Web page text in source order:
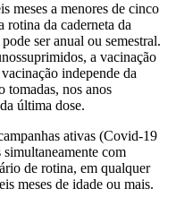
meses a menores de cinco
rotina da caderneta da
ser anual ou semestral.
a vacinação
independe da
tomadas, nos anos
última dose.
ativas (Covid-19
com
de rotina, em qualquer
meses de idade ou mais.